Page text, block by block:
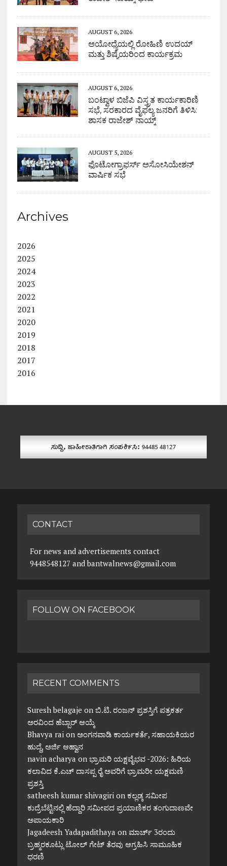
AUGUST 6, 2026
ಅಯೋಧ್ಯೆಯಲ್ಲಿ ರೋಹಿಣಿ ಉದಯ್
ಮತ್ತು ಶಿಷ್ಯೆಯರಿಂದ ಕಾರ್ಯಕ್ರಮ
AUGUST 6, 2026
ಬಂಟ್ವಾಳ ಬಿಜೆಪಿ ವಿಸ್ತ್ರತ ಕಾರ್ಯಕಾರಿಣಿ
ಸಭೆ, ಸರಕಾರದ ವೈಫಲ್ಯ ಜನರಿಗೆ ತಿಳಿಸಿ:
ಶಾಸಕ ರಾಜೇಶ್ ನಾಯ್ಕ್
AUGUST 5, 2026
ಫೊಟೋಗ್ರಾಫರ್ಸ್ ಅಸೋಸಿಯೇಶನ್
ವಾರ್ಷಿಕ ಸಭೆ
Archives
2026
2025
2024
2023
2022
2021
2020
2019
2018
2017
2016
CONTACT
For news and advertisements contact
9448548127 and bantwalnews@gmail.com
FOLLOW ON FACEBOOK
RECENT COMMENTS
Suresh belagaje on ಬಿ.ಟಿ. ರಂಜನ್ ಪ್ರಶಸ್ತಿಗೆ ಪತ್ರಕರ್ತ
ಅರವಿಂದ ಹೆಬ್ಬಾರ್ ಆಯ್ಕೆ
Bhavya raion ಅಂಗನವಾಡಿ ಕಾರ್ಯಕರ್ತೆ, ಸಹಾಯಕಿಯರ
ಹುದ್ದೆ, ಅರ್ಜಿ ಆಹ್ವಾನ
navin acharya on ಭ್ರಾಮರಿ ಯಕ್ಷವೈಭವ -2026: ಹಿರಿಯ
ಕಲಾವಿದ ಕೆ.ಎಚ್ ದಾಸಪ್ಪ ರೈ ಅವರಿಗೆ ಭ್ರಾಮರೀ ಯಕ್ಷಮಣಿ
ಪ್ರಶಸ್ತಿ
satheesh kumar shivagirion ಕಲ್ಲಡ್ಕ ಸಮೀಪ
ಕುದ್ರೆಬೆಟ್ಟಿನಲ್ಲಿ ಹೆದ್ದಾರಿ ಸಮೀಪದ ಪ್ರಯಾಣಿಕರ ತಂಗುದಾಣವೇ
ಅಪಾಯಕಾರಿ
Jagadeesh Yadapadithaya on ಮಾರ್ಚ್ 3ರಂದು
ಬ್ರಹ್ಮರಕೂಟ್ಲು ಟೋಲ್ ಗೇಟ್ ತೆರವು ಆಗ್ರಹಿಸಿ ಸಾಮೂಹಿಕ
ಧರಣಿ